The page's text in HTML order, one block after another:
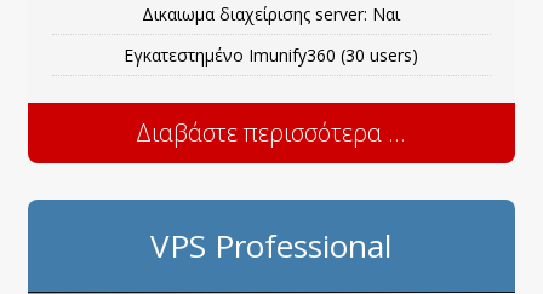
Δικαιωμα διαχείρισης server: Ναι
Εγκατεστημένο Imunify360 (30 users)
Διαβάστε περισσότερα ...
VPS Professional